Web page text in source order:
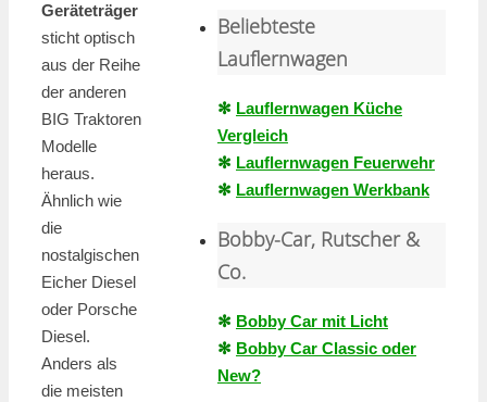
Geräteträger
sticht optisch
aus der Reihe
der anderen
BIG Traktoren
Modelle
heraus.
Ähnlich wie
die
nostalgischen
Eicher Diesel
oder Porsche
Diesel.
Anders als
die meisten
Beliebteste
Lauflernwagen
✻ Lauflernwagen Küche
Vergleich
✻ Lauflernwagen Feuerwehr
✻ Lauflernwagen Werkbank
Bobby-Car, Rutscher &
Co.
✻ Bobby Car mit Licht
✻ Bobby Car Classic oder
New?